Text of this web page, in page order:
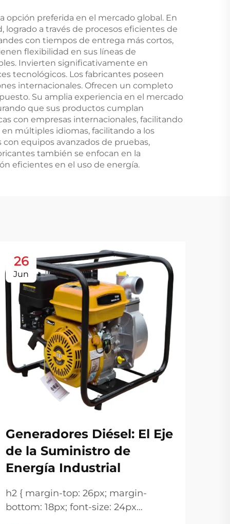
Doméstico y Agrícola
opción preferida en el mercado global. En
a través de procesos eficientes de
con tiempos de entrega más cortos,
flexibilidad en sus líneas de
Invierten significativamente en
tecnológicos. Los fabricantes poseen
internacionales. Ofrecen un completo
Su amplia experiencia en el mercado
que sus productos cumplan
con empresas internacionales, facilitando
múltiples idiomas, facilitando a los
equipos avanzados de pruebas,
también se enfocan en la
eficientes en el uso de energía.
26
Jun
Generadores Diésel: El Eje
de la Suministro de
Energía Industrial
h2 { margin-top: 26px; margin-
bottom: 18px; font-size: 24px